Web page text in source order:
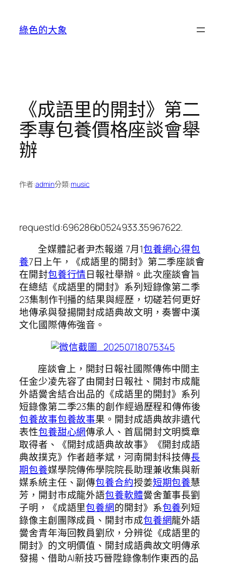
綠色的大象
《成語里的開封》第二
季專包養價格座談會舉
辦
作者:admin分類:music
requestId:696286b0524933.35967622.
全媒體記者尹杰報道 7月1包養網心得包
養7日上午，《成語里的開封》第二季座談會
在開封包養行情日報社舉辦。此次座談會旨
在總結《成語里的開封》系列短錄像第二季
23集制作刊播的結果與經歷，切磋若何更好
地傳承與發揚開封成語典故文明，奏響中漢
文化國際傳佈強音。
座談會上，開封日報社國際傳佈中間主
任金少凌先容了由開封日報社、開封市成龍
外語黌舍結合出品的《成語里的開封》系列
短錄像第二季23集的創作經過歷程和傳佈後
包養故事包養故事果。開封成語典故非遺代
表性包養甜心網傳承人、首屆開封文明獎章
取得者、《開封成語典故故事》《開封成語
典故撲克》作者趙孝斌，河南開封科技傳長
期包養媒學院傳佈學院院長助理兼收集與新
媒系統主任、副傳包養合約授姜短期包養慧
芳，開封市成龍外語包養軟體黌舍董事長劉
子明，《成語里包養網的開封》系包養列短
錄像主創團隊成員、開封市成包養網龍外語
黌舍青年海回教員劉欣，分辨從《成語里的
開封》的文明價值、開封成語典故文明傳承
發揚、借助AI新技巧晉陞錄像制作東西的品